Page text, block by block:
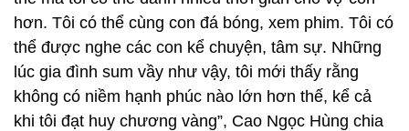
hơn. Tôi có thể cùng con đá bóng, xem phim. Tôi có
thể được nghe các con kể chuyện, tâm sự. Những
lúc gia đình sum vầy như vậy, tôi mới thấy rằng
không có niềm hạnh phúc nào lớn hơn thế, kể cả
khi tôi đạt huy chương vàng”, Cao Ngọc Hùng chia